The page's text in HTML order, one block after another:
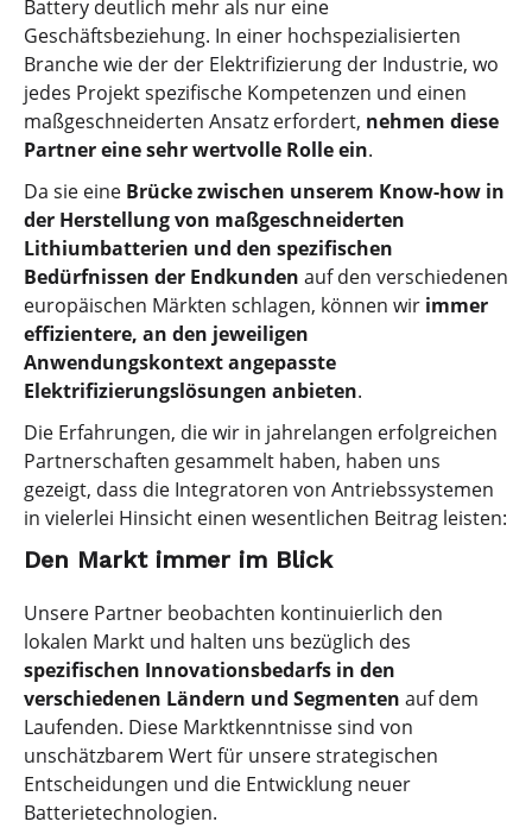
Battery deutlich mehr als nur eine
Geschäftsbeziehung. In einer hochspezialisierten
Branche wie der der Elektrifizierung der Industrie, wo
jedes Projekt spezifische Kompetenzen und einen
maßgeschneiderten Ansatz erfordert, nehmen diese
Partner eine sehr wertvolle Rolle ein.
Da sie eine Brücke zwischen unserem Know-how in
der Herstellung von maßgeschneiderten
Lithiumbatterien und den spezifischen
Bedürfnissen der Endkunden auf den verschiedenen
europäischen Märkten schlagen, können wir immer
effizientere, an den jeweiligen
Anwendungskontext angepasste
Elektrifizierungslösungen anbieten.
Die Erfahrungen, die wir in jahrelangen erfolgreichen
Partnerschaften gesammelt haben, haben uns
gezeigt, dass die Integratoren von Antriebssystemen
in vielerlei Hinsicht einen wesentlichen Beitrag leisten:
Den Markt immer im Blick
Unsere Partner beobachten kontinuierlich den
lokalen Markt und halten uns bezüglich des
spezifischen Innovationsbedarfs in den
verschiedenen Ländern und Segmenten auf dem
Laufenden. Diese Marktkenntnisse sind von
unschätzbarem Wert für unsere strategischen
Entscheidungen und die Entwicklung neuer
Batterietechnologien.